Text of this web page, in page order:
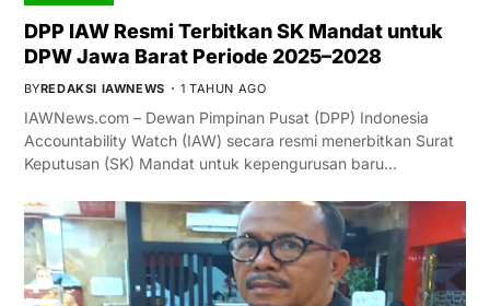
DPP IAW Resmi Terbitkan SK Mandat untuk
DPW Jawa Barat Periode 2025–2028
BYREDAKSI IAWNEWS 1 TAHUN AGO
IAWNews.com – Dewan Pimpinan Pusat (DPP) Indonesia
Accountability Watch (IAW) secara resmi menerbitkan Surat
Keputusan (SK) Mandat untuk kepengurusan baru…